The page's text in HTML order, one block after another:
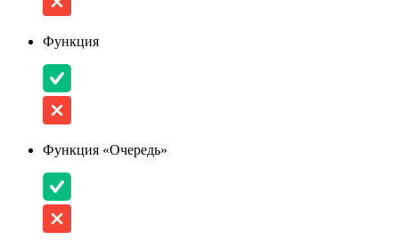
Функция
Функция «Очередь»